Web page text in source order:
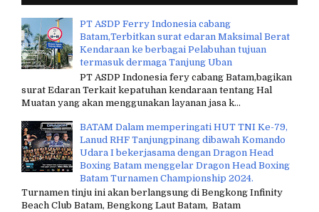
PT ASDP Ferry Indonesia cabang
Batam,Terbitkan surat edaran Maksimal Berat
Kendaraan ke berbagai Pelabuhan tujuan
termasuk dermaga Tanjung Uban
PT ASDP Indonesia fery cabang Batam,bagikan
surat Edaran Terkait kepatuhan kendaraan tentang Hal
Muatan yang akan menggunakan layanan jasa k...
BATAM Dalam memperingati HUT TNI Ke-79,
Lanud RHF Tanjungpinang dibawah Komando
Udara I bekerjasama dengan Dragon Head
Boxing Batam menggelar Dragon Head Boxing
Batam Turnamen Championship 2024.
Turnamen tinju ini akan berlangsung di Bengkong Infinity
Beach Club Batam, Bengkong Laut Batam, Batam